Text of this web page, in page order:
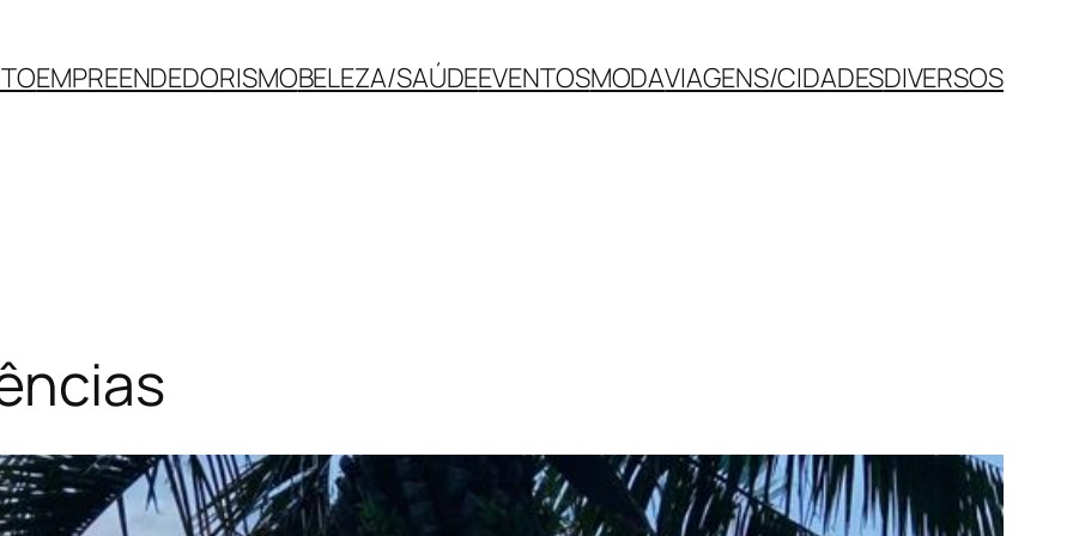
EMPREENDEDORISMOBELEZA/SAÚDEEVENTOSMODAVIAGENS/CIDADESDIVERSOS